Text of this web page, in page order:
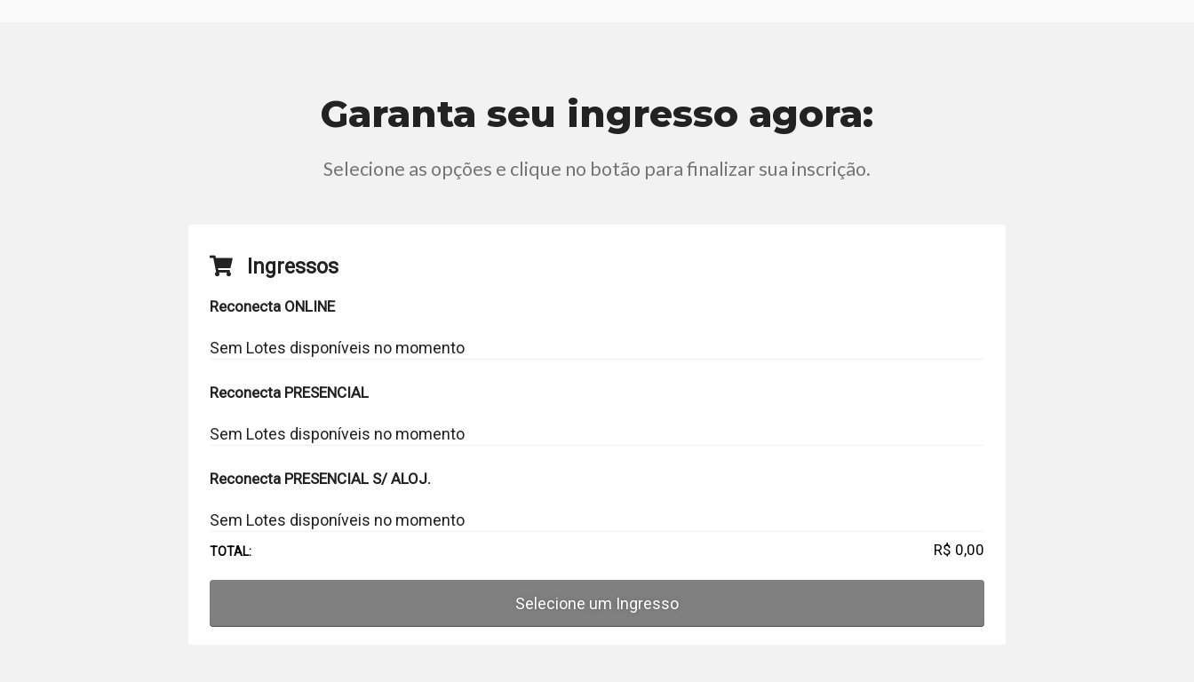
Garanta seu ingresso agora:
Selecione as opções e clique no botão para finalizar sua inscrição.
Ingressos
Reconecta ONLINE
Sem Lotes disponíveis no momento
Reconecta PRESENCIAL
Sem Lotes disponíveis no momento
Reconecta PRESENCIAL S/ ALOJ.
Sem Lotes disponíveis no momento
TOTAL: R$ 0,00
Selecione um Ingresso